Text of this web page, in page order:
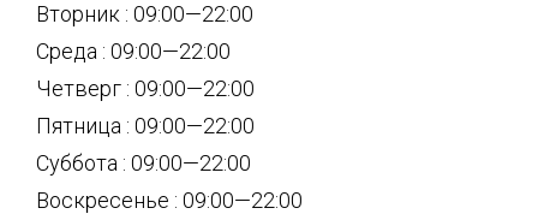
Вторник : 09:00—22:00
Среда : 09:00—22:00
Четверг : 09:00—22:00
Пятница : 09:00—22:00
Суббота : 09:00—22:00
Воскресенье : 09:00—22:00